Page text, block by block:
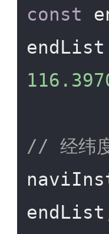
const
// 经纬